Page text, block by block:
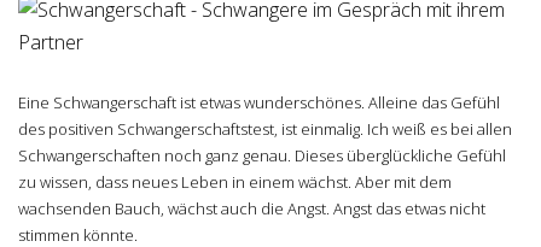
Eine Schwangerschaft ist etwas wunderschönes. Alleine das Gefühl
des positiven Schwangerschaftstest, ist einmalig. Ich weiß es bei allen
Schwangerschaften noch ganz genau. Dieses überglückliche Gefühl
zu wissen, dass neues Leben in einem wächst. Aber mit dem
wachsenden Bauch, wächst auch die Angst. Angst das etwas nicht
stimmen könnte.